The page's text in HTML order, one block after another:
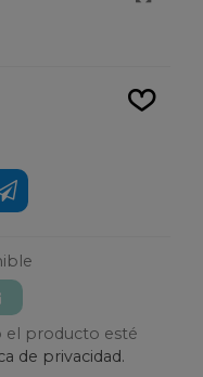
el producto esté
de privacidad.